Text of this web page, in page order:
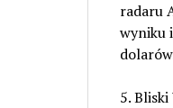
radaru
wyniku
5.